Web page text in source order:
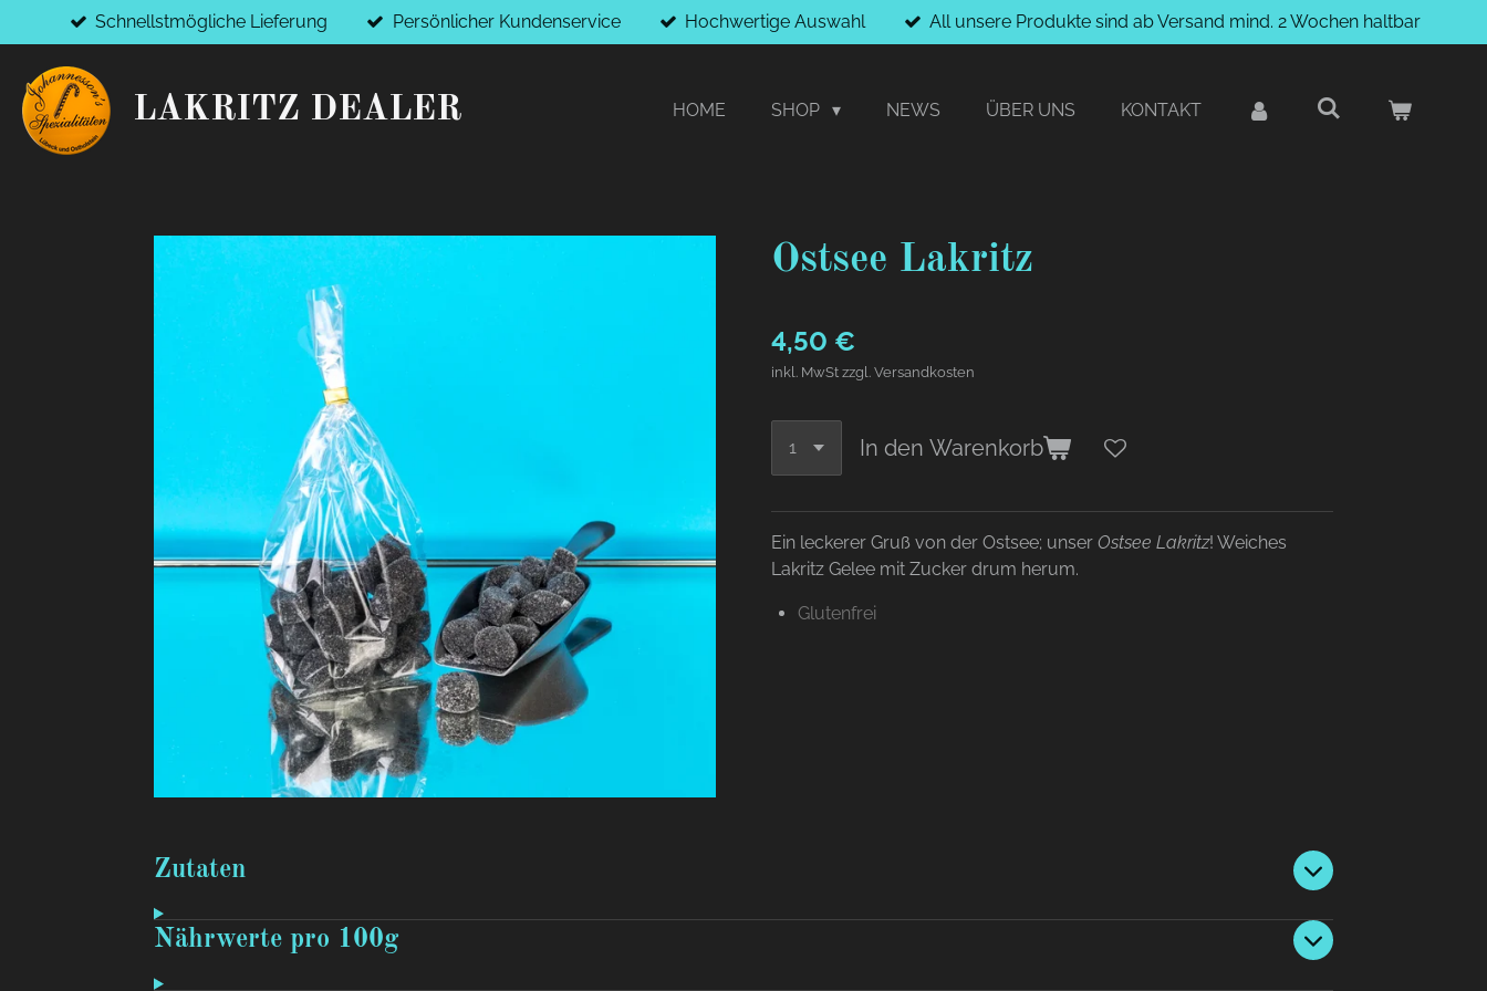
Hauptinhalt
springen
Schnellstmögliche Lieferung Persönlicher Kundenservice Hochwertige Auswahl All unsere Produkte sind ab Versand mind. 2 Wochen haltbar
LAKRITZ DEALER HOME SHOP NEWS ÜBER UNS KONTAKT
Ostsee Lakritz
4,50 €
inkl. MwSt zzgl. Versandkosten
In den Warenkorb
Ein leckerer Gruß von der Ostsee; unser Ostsee Lakritz! Weiches
Lakritz Gelee mit Zucker drum herum.
Glutenfrei
Zutaten
Nährwerte pro 100g